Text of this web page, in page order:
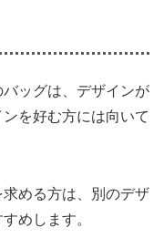
ッグは、デザインが
を好む方には向いて
める方は、別のデザ
めします。